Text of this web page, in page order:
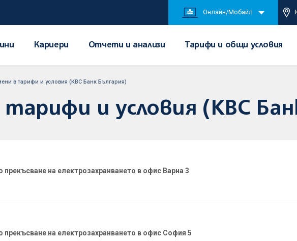
Онлайн/Мобайл
Кариери Отчети и анализи Тарифи и общи условия
в тарифи и условия (KBC Банк България)
и условия (KBC
на електрозахранването в офис Варна 3
на електрозахранването в офис София 5